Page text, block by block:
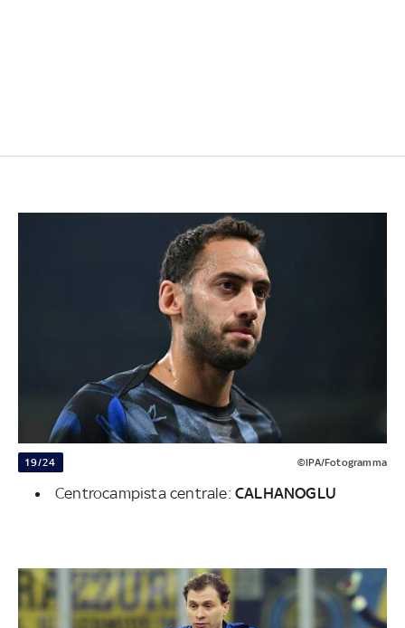
19/24 ©IPA/Fotogramma
Centrocampista centrale: CALHANOGLU